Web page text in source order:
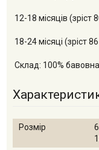
12-18 місяців (зріст
18-24 місяці (зріст
Склад: 100% бавовна.
Розмір